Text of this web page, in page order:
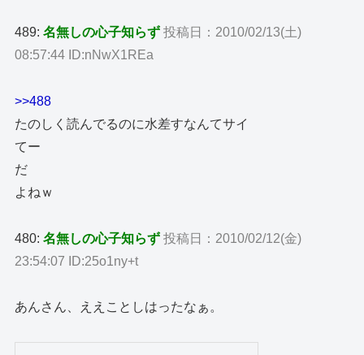
489:名無しの心子知らず 投稿日：2010/02/13(土)
08:57:44 ID:nNwX1REa
>>488
たのしく読んでるのに水差すなんてサイ
てー
だ
よねｗ
480:名無しの心子知らず 投稿日：2010/02/12(金)
23:54:07 ID:25o1ny+t
あんさん、ええことしはったなぁ。